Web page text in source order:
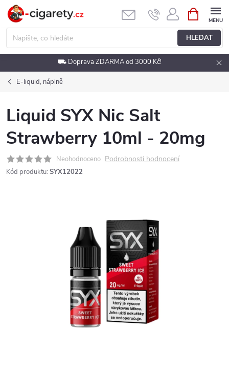
Přejít
obsah
HLEDAT
NÁKUPNÍ
KOŠÍK
⛟ Doprava ZDARMA od 3000 Kč!
E-liquid, náplně
Liquid SYX Nic Salt
Strawberry 10ml - 20mg
Neohodnoceno Podrobnosti hodnocení
Kód produktu: SYX12022